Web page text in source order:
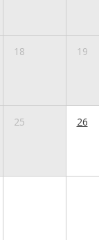
18 19
25 26